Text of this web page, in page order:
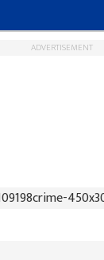
ADVERTISEMENT